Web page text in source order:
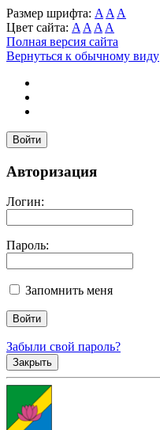
Размер шрифта: A A A
Цвет сайта: A A A A
Полная версия сайта
Вернуться к обычному виду
Войти
Авторизация
Логин:
Пароль:
Запомнить меня
Забыли свой пароль?
Закрыть